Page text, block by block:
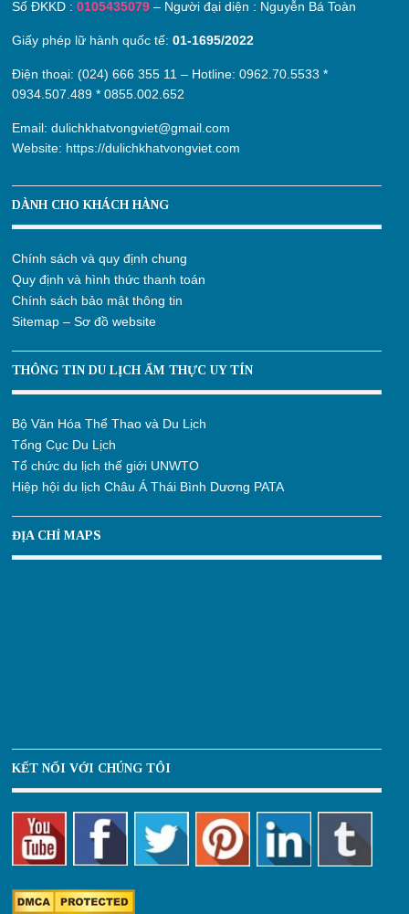
Số ĐKKD :0105435079 – Người đại diện : Nguyễn Bá Toàn
Giấy phép lữ hành quốc tế:01-1695/2022
Điện thoại: (024) 666 355 11 – Hotline:0962.70.5533 *
0934.507.489 *0855.002.652
Email:dulichkhatvongviet@gmail.com
Website: https://dulichkhatvongviet.com
DÀNH CHO KHÁCH HÀNG
Chính sách và quy định chung
Quy định và hình thức thanh toán
Chính sách bảo mật thông tin
Sitemap – Sơ đồ website
THÔNG TIN DU LỊCH ẨM THỰC UY TÍN
Bộ Văn Hóa Thể Thao và Du Lịch
Tổng Cục Du Lịch
Tổ chức du lịch thế giới UNWTO
Hiệp hội du lịch Châu Á Thái Bình Dương PATA
ĐỊA CHỈ MAPS
KẾT NỐI VỚI CHÚNG TÔI